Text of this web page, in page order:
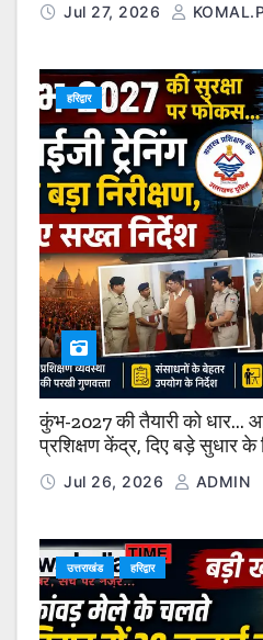
Jul 27, 2026
हरिद्वार
कुंभ-2027 की तैयारी को धार…
प्रशिक्षण केंद्र, दिए बड़े सुधार के
Jul 26, 2026 ADMIN
उत्तराखंड हरिद्वार